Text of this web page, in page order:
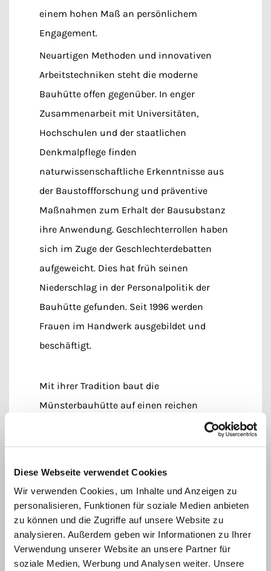
Diese Webseite verwendet Cookies
Wir verwenden Cookies, um Inhalte und Anzeigen zu
personalisieren, Funktionen für soziale Medien anbieten
zu können und die Zugriffe auf unsere Website zu
analysieren. Außerdem geben wir Informationen zu Ihrer
Verwendung unserer Website an unsere Partner für
soziale Medien, Werbung und Analysen weiter. Unsere
einem hohen Maß an persönlichem
Engagement.
Neuartigen Methoden und innovativen
Arbeitstechniken steht die moderne
Bauhütte offen gegenüber. In enger
Zusammenarbeit mit Universitäten,
Hochschulen und der staatlichen
Denkmalpflege finden
naturwissenschaftliche Erkenntnisse aus
der Baustoffforschung und präventive
Maßnahmen zum Erhalt der Bausubstanz
ihre Anwendung. Geschlechterrollen haben
sich im Zuge der Geschlechterdebatten
aufgeweicht. Dies hat früh seinen
Niederschlag in der Personalpolitik der
Bauhütte gefunden. Seit 1996 werden
Frauen im Handwerk ausgebildet und
beschäftigt.
Mit ihrer Tradition baut die
Münsterbauhütte auf einen reichen
Erfahrungs- und Wissensschatz auf. Unter
Schreinermeister, 3 Steinmetz-
Auszubildende, 2 Restauratoren im
Steinfachhandwerk, 1. Person - die ein
freiwilliges soziales Jahr leistet, 1 Bauhelfer